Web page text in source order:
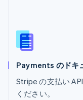
Payments のドキ
Stripe の支払い
ください。
Español
ラトビア
リトアニア
リヒテンシュ
Deutsch